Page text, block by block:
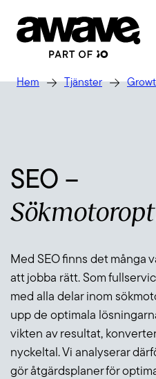
Hem Tjänster
Våra tjänster
Kunskap
Blogg
SEO –
Med SEO finns det många
att jobba rätt. Som
med alla delar inom
upp de optimala
vikten av resultat,
nyckeltal. Vi analyserar
gör åtgärdsplaner för